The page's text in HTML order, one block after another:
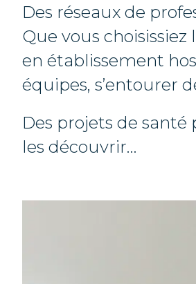
Des réseaux de
Que vous
en établissement
équipes, s’entourer
Des projets de
les découvrir…